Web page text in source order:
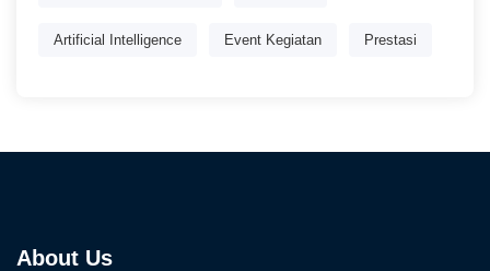
Artificial Intelligence Event Kegiatan Prestasi
About Us